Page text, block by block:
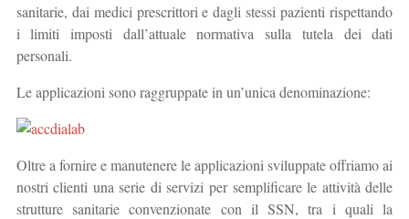
sanitarie, dai medici prescrittori e dagli stessi pazienti rispettando
i limiti imposti dall’attuale normativa sulla tutela dei dati
personali.
Le applicazioni sono raggruppate in un’unica denominazione:
Oltre a fornire e manutenere le applicazioni sviluppate offriamo ai
nostri clienti una serie di servizi per semplificare le attività delle
strutture sanitarie convenzionate con il SSN, tra i quali la